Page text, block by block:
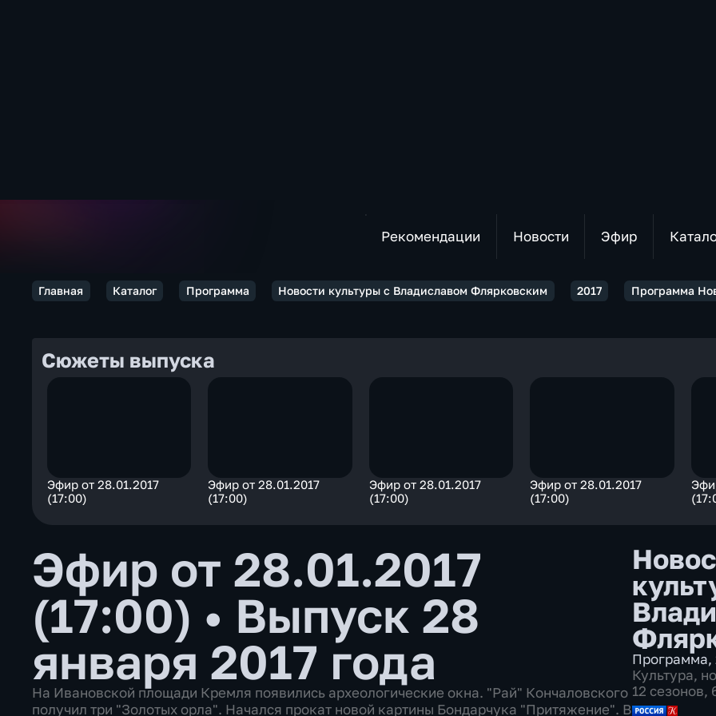
Рекомендации Новости Эфир
Главная Каталог Программа Новости культуры с Владиславом Флярковским 2017 Программа
Сюжеты выпуска
Эфир от 28.01.2017
(17:00)
Эфир от 28.01.2017
(17:00)
Эфир от 28.01.2017
(17:00)
Эфир от 28.01.2017
(17:00)
Эфир от 28.01.2017
(17:00) • Выпуск 28
января 2017 года
На Ивановской площади Кремля появились археологические окна. "Рай" Кончаловского
получил три "Золотых орла". Начался прокат новой картины Бондарчука "Притяжение". В
Программа,
Культура,
12 сезонов,